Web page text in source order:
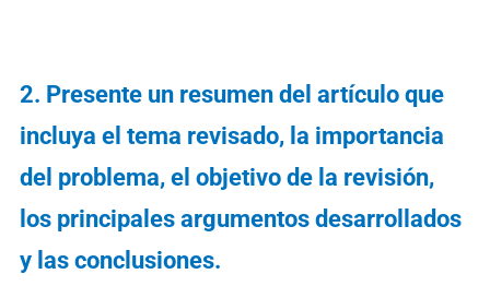
2. Presente un resumen del artículo que
incluya el tema revisado, la importancia
del problema, el objetivo de la revisión,
los principales argumentos desarrollados
y las conclusiones.